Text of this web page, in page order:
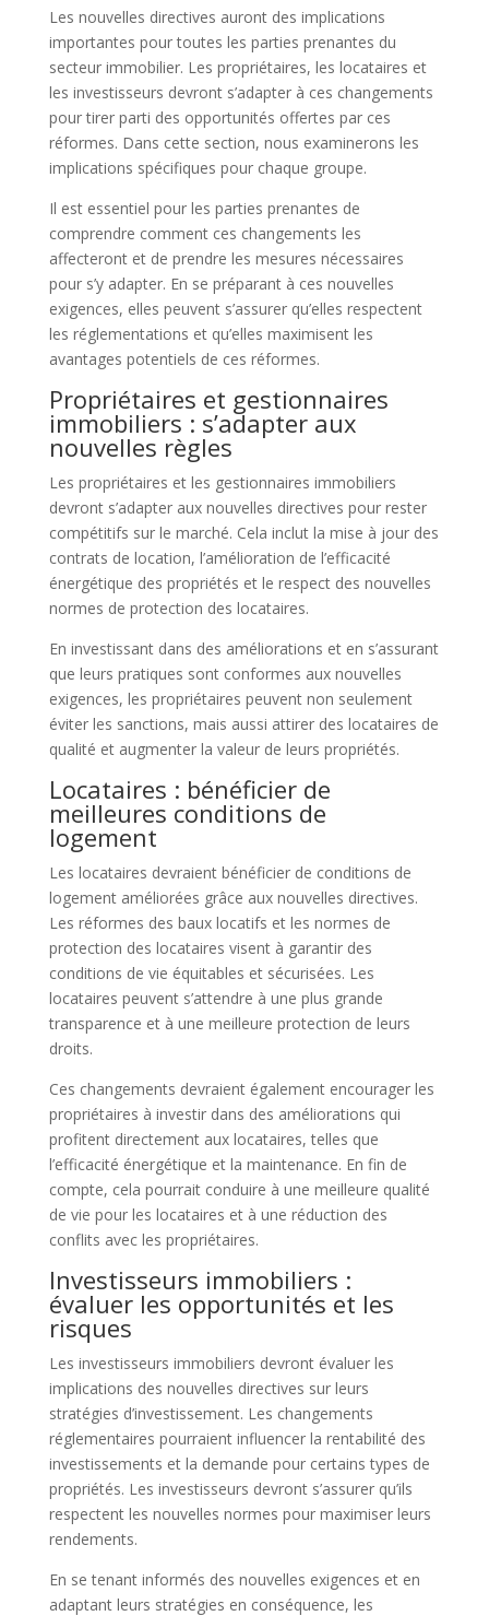
Les nouvelles directives auront des implications
importantes pour toutes les parties prenantes du
secteur immobilier. Les propriétaires, les locataires et
les investisseurs devront s’adapter à ces changements
pour tirer parti des opportunités offertes par ces
réformes. Dans cette section, nous examinerons les
implications spécifiques pour chaque groupe.
Il est essentiel pour les parties prenantes de
comprendre comment ces changements les
affecteront et de prendre les mesures nécessaires
pour s’y adapter. En se préparant à ces nouvelles
exigences, elles peuvent s’assurer qu’elles respectent
les réglementations et qu’elles maximisent les
avantages potentiels de ces réformes.
Propriétaires et gestionnaires
immobiliers : s’adapter aux
nouvelles règles
Les propriétaires et les gestionnaires immobiliers
devront s’adapter aux nouvelles directives pour rester
compétitifs sur le marché. Cela inclut la mise à jour des
contrats de location, l’amélioration de l’efficacité
énergétique des propriétés et le respect des nouvelles
normes de protection des locataires.
En investissant dans des améliorations et en s’assurant
que leurs pratiques sont conformes aux nouvelles
exigences, les propriétaires peuvent non seulement
éviter les sanctions, mais aussi attirer des locataires de
qualité et augmenter la valeur de leurs propriétés.
Locataires : bénéficier de
meilleures conditions de
logement
Les locataires devraient bénéficier de conditions de
logement améliorées grâce aux nouvelles directives.
Les réformes des baux locatifs et les normes de
protection des locataires visent à garantir des
conditions de vie équitables et sécurisées. Les
locataires peuvent s’attendre à une plus grande
transparence et à une meilleure protection de leurs
droits.
Ces changements devraient également encourager les
propriétaires à investir dans des améliorations qui
profitent directement aux locataires, telles que
l’efficacité énergétique et la maintenance. En fin de
compte, cela pourrait conduire à une meilleure qualité
de vie pour les locataires et à une réduction des
conflits avec les propriétaires.
Investisseurs immobiliers :
évaluer les opportunités et les
risques
Les investisseurs immobiliers devront évaluer les
implications des nouvelles directives sur leurs
stratégies d’investissement. Les changements
réglementaires pourraient influencer la rentabilité des
investissements et la demande pour certains types de
propriétés. Les investisseurs devront s’assurer qu’ils
respectent les nouvelles normes pour maximiser leurs
rendements.
En se tenant informés des nouvelles exigences et en
adaptant leurs stratégies en conséquence, les